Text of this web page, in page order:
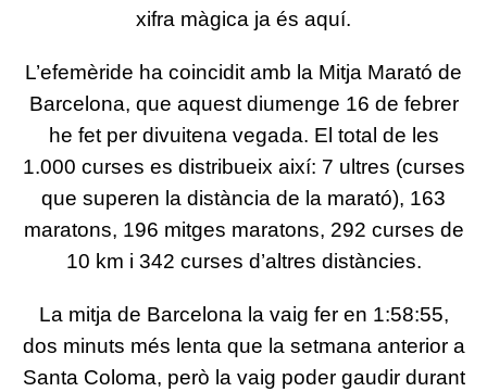
xifra màgica ja és aquí.
L’efemèride ha coincidit amb la Mitja Marató de
Barcelona, que aquest diumenge 16 de febrer
he fet per divuitena vegada. El total de les
1.000 curses es distribueix així: 7 ultres (curses
que superen la distància de la marató), 163
maratons, 196 mitges maratons, 292 curses de
10 km i 342 curses d’altres distàncies.
La mitja de Barcelona la vaig fer en 1:58:55,
dos minuts més lenta que la setmana anterior a
Santa Coloma, però la vaig poder gaudir durant